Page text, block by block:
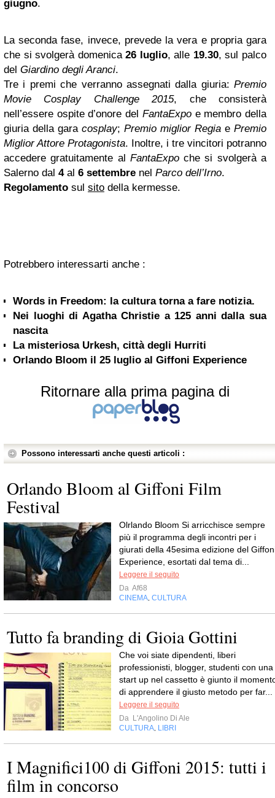
giugno.
La seconda fase, invece, prevede la vera e propria gara
che si svolgerà domenica26 luglio, alle 19.30, sul palco
del Giardino degli Aranci.
Tre i premi che verranno assegnati dalla giuria: Premio
Movie Cosplay Challenge 2015, che consisterà
nell’essere ospite d’onore del FantaExpoe membro della
giuria della gara cosplay; Premio miglior Regia e Premio
Miglior Attore Protagonista. Inoltre, i tre vincitori potranno
accedere gratuitamente al FantaExpoche si svolgerà a
Salerno dal 4al 6 settembre nel Parco dell’Irno.
Regolamento sul sito della kermesse.
Potrebbero interessarti anche :
Words in Freedom: la cultura torna a fare notizia.
Nei luoghi di Agatha Christie a 125 anni dalla sua
nascita
La misteriosa Urkesh, città degli Hurriti
Orlando Bloom il 25 luglio al Giffoni Experience
Ritornare alla prima pagina di
Possono interessarti anche questi articoli :
Orlando Bloom al Giffoni Film
Festival
Olrlando Bloom Si arricchisce sempre
più il programma degli incontri per i
giurati della 45esima edizione del
Experience, esortati dal tema di...
Leggere il seguito
Da Af68
CINEMA CULTURA
Tutto fa branding di Gioia Gottini
Che voi siate dipendenti, liberi
professionisti, blogger, studenti con una
start up nel cassetto è giunto il
di apprendere il giusto metodo per far...
Leggere il seguito
Da L'Angolino Di Ale
CULTURA LIBRI
I Magnifici100 di Giffoni 2015: tutti i
film in concorso